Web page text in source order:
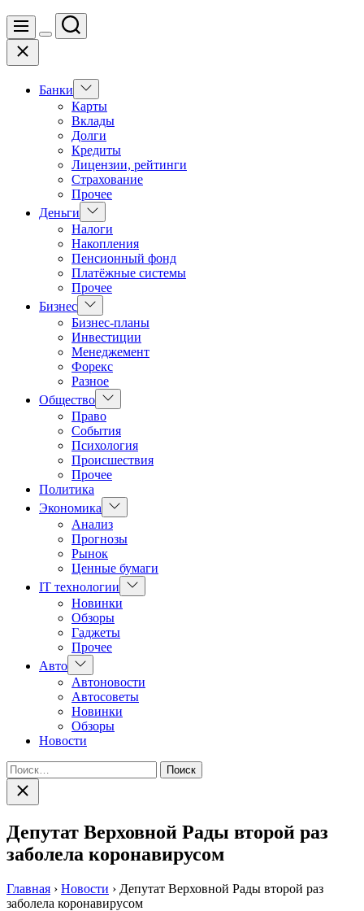
Меню
Цвет
Поиск
Закрыть
Банки
Показать
подменю
Карты
Вклады
Долги
Кредиты
Лицензии, рейтинги
Страхование
Прочее
Деньги
Показать
подменю
Налоги
Накопления
Пенсионный фонд
Платёжные системы
Прочее
Бизнес Показать
подменю
Бизнес-планы
Инвестиции
Менеджемент
Форекс
Разное
Общество Показать
подменю
Право
События
Психология
Происшествия
Прочее
Политика
Экономика
Показать
подменю
Анализ
Прогнозы
Рынок
Ценные бумаги
IT технологии
Показать
подменю
Новинки
Обзоры
Гаджеты
Прочее
Авто Показать
подменю
Автоновости
Автосоветы
Новинки
Обзоры
Новости
Найти:
Закрыть
поиск
Депутат Верховной Рады второй раз
заболела коронавирусом
Главная › Новости › Депутат Верховной Рады второй раз
заболела коронавирусом